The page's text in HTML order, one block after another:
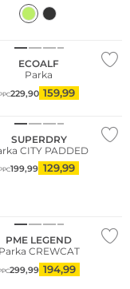
ECOALF
Parka
229,90 159,99
SUPERDRY
CITY PADDED
PPC199,99 129,99
PME LEGEND
Parka CREWCAT
299,99 194,99